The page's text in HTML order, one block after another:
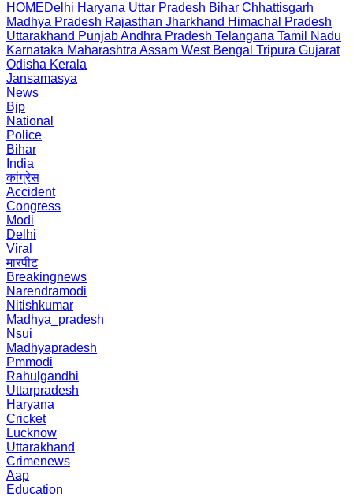
HOMEDelhi Haryana Uttar Pradesh Bihar Chhattisgarh
Madhya Pradesh Rajasthan Jharkhand Himachal Pradesh
Uttarakhand PunjabAndhra Pradesh Telangana Tamil Nadu
Karnataka Maharashtra Assam West Bengal Tripura Gujarat
Odisha Kerala
Jansamasya
News
Bjp
National
Police
Bihar
India
कांग्रेस
Accident
Congress
Modi
Delhi
Viral
मारपीट
Breakingnews
Narendramodi
Nitishkumar
Madhya_pradesh
Nsui
Madhyapradesh
Pmmodi
Rahulgandhi
Uttarpradesh
Haryana
Cricket
Lucknow
Uttarakhand
Crimenews
Aap
Education